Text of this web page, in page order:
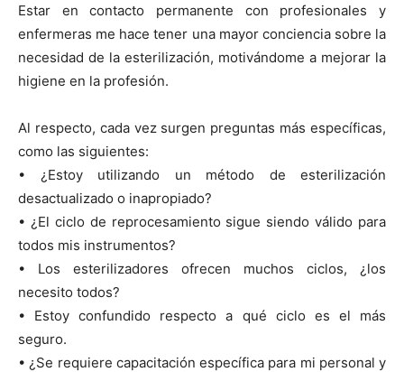
Estar en contacto permanente con profesionales y
enfermeras me hace tener una mayor conciencia sobre la
necesidad de la esterilización, motivándome a mejorar la
higiene en la profesión.
Al respecto, cada vez surgen preguntas más específicas,
como las siguientes:
• ¿Estoy utilizando un método de esterilización
desactualizado o inapropiado?
• ¿El ciclo de reprocesamiento sigue siendo válido para
todos mis instrumentos?
• Los esterilizadores ofrecen muchos ciclos, ¿los
necesito todos?
• Estoy confundido respecto a qué ciclo es el más
seguro.
• ¿Se requiere capacitación específica para mi personal y